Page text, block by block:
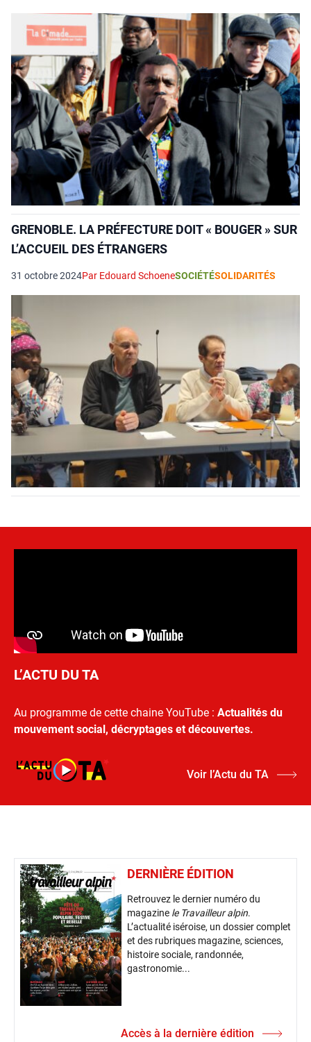
GRENOBLE. LA PRÉFECTURE DOIT « BOUGER » SUR
L’ACCUEIL DES ÉTRANGERS
31 octobre 2024Par Edouard SchoeneSOCIÉTÉSOLIDARITÉS
L’ACTU DU TA
Au programme de cette chaine YouTube : Actualités du
mouvement social, décryptages et découvertes.
Voir l’Actu du TA
DERNIÈRE ÉDITION
Retrouvez le dernier numéro du
magazine le Travailleur alpin.
L’actualité iséroise, un dossier complet
et des rubriques magazine, sciences,
histoire sociale, randonnée,
gastronomie...
Accès à la dernière édition